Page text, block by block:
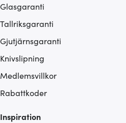
Glasgaranti
Tallriksgaranti
Gjutjärnsgaranti
Knivslipning
Medlemsvillkor
Rabattkoder
Inspiration